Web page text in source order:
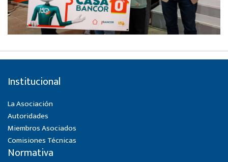
Institucional
La Asociación
Autoridades
Miembros Asociados
Comisiones Técnicas
Normativa